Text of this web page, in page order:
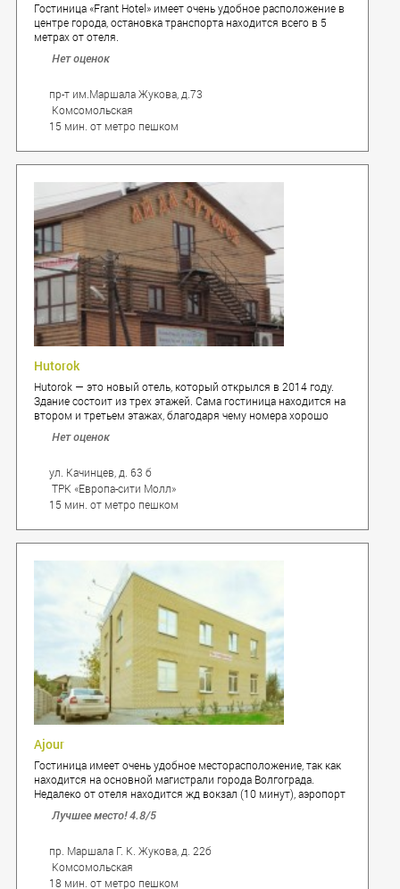
Гостиница «Frant Hotel» имеет очень удобное расположение в
центре города, остановка транспорта находится всего в 5
метрах от отеля.
Нет оценок
пр-т им.Маршала Жукова, д.73
Комсомольская
15 мин. от метро пешком
Hutorok
Hutorok — это новый отель, который открылся в 2014 году.
Здание состоит из трех этажей. Сама гостиница находится на
втором и третьем этажах, благодаря чему номера хорошо
Нет оценок
ул. Качинцев, д. 63 б
ТРК «Европа-сити Молл»
15 мин. от метро пешком
Ajour
Гостиница имеет очень удобное месторасположение, так как
находится на основной магистрали города Волгограда.
Недалеко от отеля находится жд вокзал (10 минут), аэропорт
Лучшее место!4.8/5
пр. Маршала Г. К. Жукова, д. 22б
Комсомольская
18 мин. от метро пешком